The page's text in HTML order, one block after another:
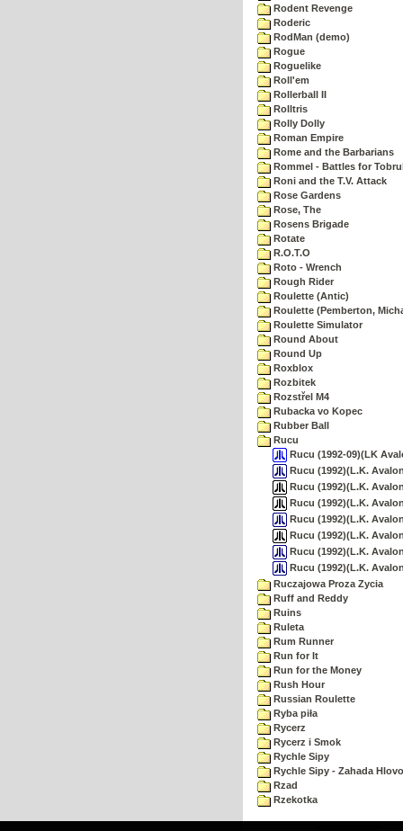
Rodent Revenge
Roderic
RodMan (demo)
Rogue
Roguelike
Roll'em
Rollerball II
Rolltris
Rolly Dolly
Roman Empire
Rome and the Barbarians
Rommel - Battles for
Roni and the T.V. Attack
Rose Gardens
Rose, The
Rosens Brigade
Rotate
R.O.T.O
Roto - Wrench
Rough Rider
Roulette (Antic)
Roulette (Pemberton,
Roulette Simulator
Round About
Round Up
Roxblox
Rozbitek
Rozstřel M4
Rubacka vo Kopec
Rubber Ball
Rucu
Rucu (1992-09)(LK
Rucu (1992)(L.K.
Rucu (1992)(L.K.
Rucu (1992)(L.K.
Rucu (1992)(L.K.
Rucu (1992)(L.K.
Rucu (1992)(L.K.
Rucu (1992)(L.K.
Ruczajowa Proza Zycia
Ruff and Reddy
Ruins
Ruleta
Rum Runner
Run for It
Run for the Money
Rush Hour
Russian Roulette
Ryba piła
Rycerz
Rycerz i Smok
Rychle Sipy
Rychle Sipy - Zahada
Rzad
Rzekotka